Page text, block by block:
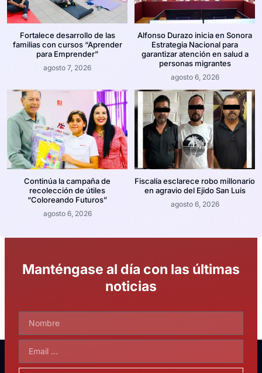
Fortalece desarrollo de las
familias con cursos “Aprender
para Emprender”
agosto 7, 2026
Alfonso Durazo inicia en Sonora
Estrategia Nacional para
garantizar atención en salud a
personas migrantes
agosto 6, 2026
Continúa la campaña de
recolección de útiles
“Coloreando Futuros”
agosto 6, 2026
Fiscalía esclarece robo millonario
en agravio del Ejido San Luis
agosto 6, 2026
Manténgase al día con las últimas
noticias